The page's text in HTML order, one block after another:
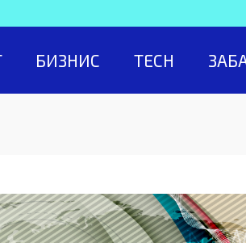
БИЗНИС TECH